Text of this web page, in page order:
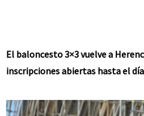
El baloncesto 3×3 vuelve a
inscripciones abiertas hasta el